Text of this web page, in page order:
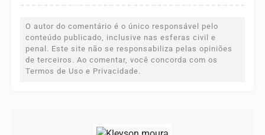
O autor do comentário é o único responsável pelo
conteúdo publicado, inclusive nas esferas civil e
penal. Este site não se responsabiliza pelas opiniões
de terceiros. Ao comentar, você concorda com os
Termos de Uso e Privacidade.